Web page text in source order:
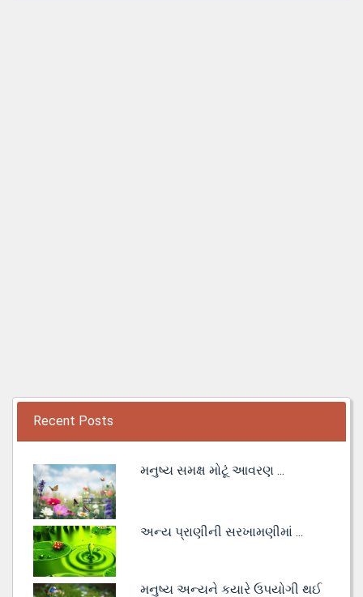
Recent Posts
મનુષ્ય સમક્ષ મોટૂં આવરણ ...
અન્ય પ્રાણીની સરખામણીમાં ...
મનુષ્ય અન્યને કયારે ઉપયોગી થઈ